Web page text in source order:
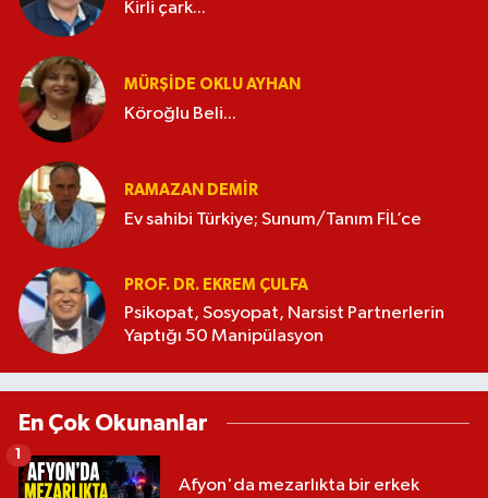
Kirli çark...
MÜRŞIDE OKLU AYHAN
Köroğlu Beli...
RAMAZAN DEMİR
Ev sahibi Türkiye; Sunum/Tanım FİL’ce
PROF. DR. EKREM ÇULFA
Psikopat, Sosyopat, Narsist Partnerlerin
Yaptığı 50 Manipülasyon
En Çok Okunanlar
Afyon'da mezarlıkta bir erkek
1